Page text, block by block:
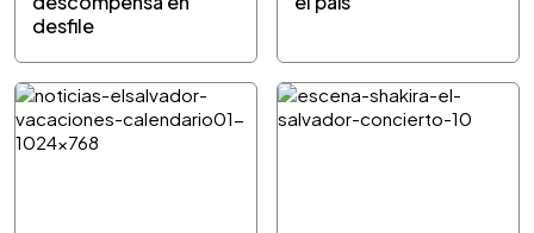
desfile